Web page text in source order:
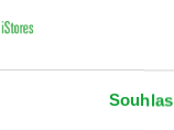
Souhlas